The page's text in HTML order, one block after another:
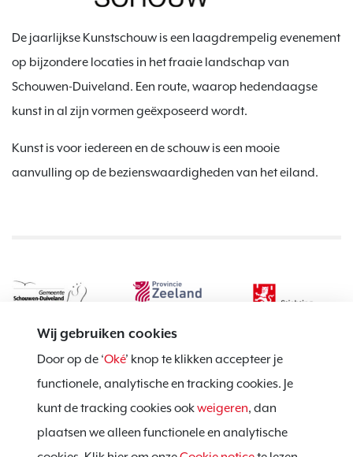
Wij gebruiken cookies
Door op de ‘Oké’ knop te klikken accepteer je
functionele, analytische en tracking cookies. Je
kunt de tracking cookies ookweigeren, dan
plaatsen we alleen functionele en analytische
De jaarlijkse Kunstschouw is een laagdrempelig evenement
op bijzondere locaties in het fraaie landschap van
Schouwen-Duiveland. Een route, waarop hedendaagse
kunst in al zijn vormen geëxposeerd wordt.
Kunst is voor iedereen en de schouw is een mooie
aanvulling op de bezienswaardigheden van het eiland.